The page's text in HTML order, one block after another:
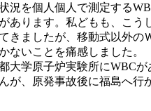
況を個人個人で測定する
あります。私どもも、こ
きましたが、移動式以外
ないことを痛感しました。
大学原子炉実験所にWBC
が、原発事故後に福島へ